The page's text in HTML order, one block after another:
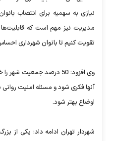
نیازی به سهمیه برای انتصاب
مدیریت نیز مهم است که
تقویت کنیم تا بانوان شهرداری
وی افزود: 50 درصد جمعیت
آنها فکری شود و مسئله امنیت روانی
اوضاع بهتر شود.
شهردار تهران ادامه داد: یکی از